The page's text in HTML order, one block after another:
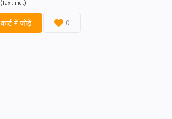
(Tax : incl.)
कार्ट में जोड़ें 0